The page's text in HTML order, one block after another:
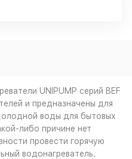
UNIPUMP серий BEF
и предназначены для
воды для бытовых
либо причине нет
провести горячую
водонагреватель.